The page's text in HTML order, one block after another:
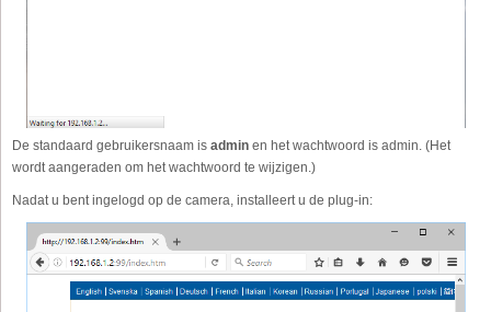
De standaard gebruikersnaam is admin en het wachtwoord is admin. (Het
wordt aangeraden om het wachtwoord te wijzigen.)
Nadat u bent ingelogd op de camera, installeert u de plug-in: